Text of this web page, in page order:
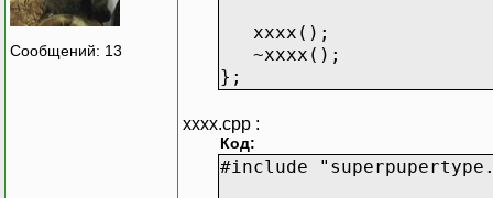
Сообщений: 13
xxxx();
~xxxx();
};
xxxx.cpp :
Код:
#include